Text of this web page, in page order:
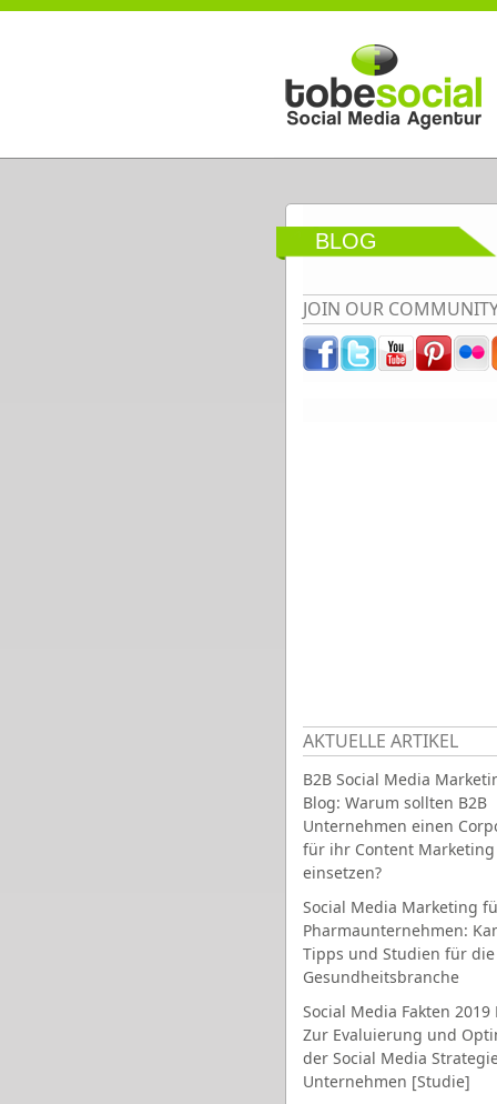
Direkt zum Inhalt
BLOG
JOIN OUR
AKTUELLE ARTIKEL
B2B Social Media
Blog: Warum sollten B2B
Unternehmen einen
für ihr Content Marketing
einsetzen?
Social Media Marketing
Pharmaunternehmen:
Tipps und Studien für die
Gesundheitsbranche
Social Media Fakten 2019
Zur Evaluierung und
der Social Media
Unternehmen [Studie]